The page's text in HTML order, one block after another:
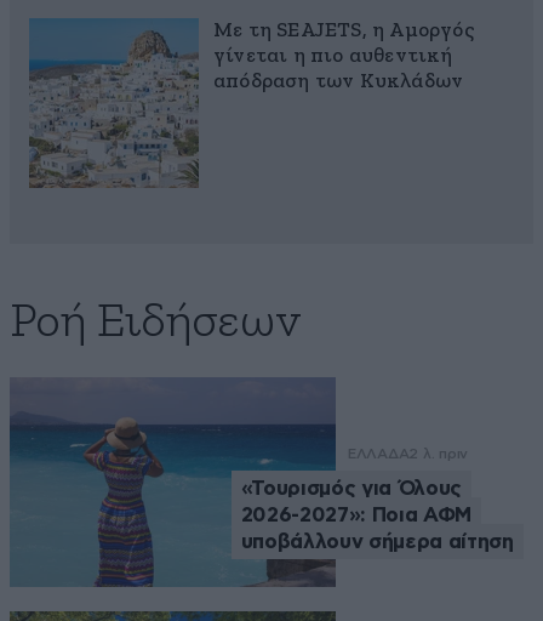
Με τη SEAJETS, η Αμοργός
γίνεται η πιο αυθεντική
απόδραση των Κυκλάδων
Ροή Ειδήσεων
ΕΛΛΑΔΑ2 λ. πριν
«Τουρισμός για Όλους
2026-2027»: Ποια ΑΦΜ
υποβάλλουν σήμερα αίτηση